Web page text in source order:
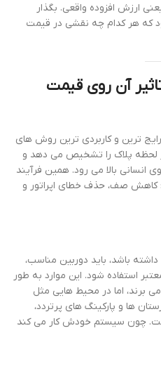
ارزش افزوده واقعی. بگذار
که هر کدام چه نقشی در قیمت
آن روی قیمت
ترین و کاربردی ترین روش های
پلاک را تشخیص می دهد و
انسانی بالا می رود. همین فرآیند
کاهش صف، حذف خطای اپراتور و
باشد، باید دوربین مناسب،
استفاده شود. این موارد به طور
می برند، اما در محیط هایی مثل
ها و پارکینگ های پرتردد،
چون سیستم خودش کار می کند